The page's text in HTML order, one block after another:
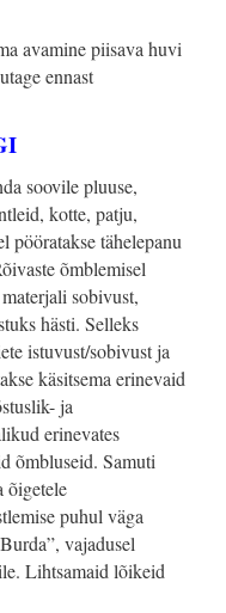
avamine piisava huvi
ennast
soovile pluuse,
kotte, patju,
pööratakse tähelepanu
õmblemisel
sobivust,
hästi. Selleks
istuvust/sobivust ja
käsitsema erinevaid
ja
erinevates
õmbluseid. Samuti
õigetele
puhul väga
vajadusel
Lihtsamaid lõikeid